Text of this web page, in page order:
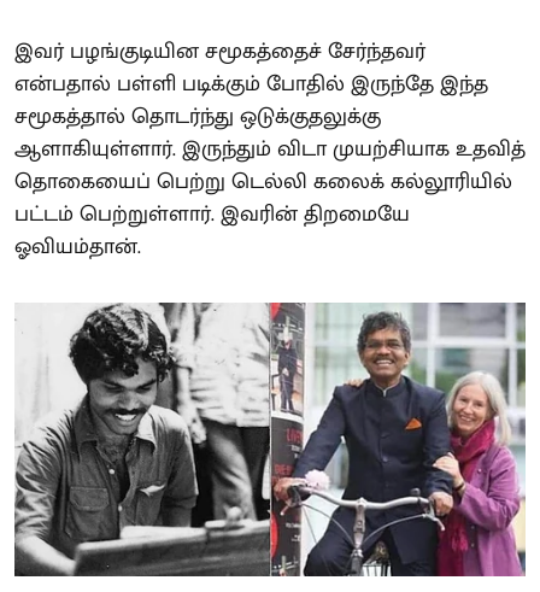
இவர் பழங்குடியின சமூகத்தைச் சேர்ந்தவர்
என்பதால் பள்ளி படிக்கும் போதில் இருந்தே இந்த
சமூகத்தால் தொடர்ந்து ஒடுக்குதலுக்கு
ஆளாகியுள்ளார். இருந்தும் விடா முயற்சியாக உதவித்
தொகையைப் பெற்று டெல்லி கலைக் கல்லூரியில்
பட்டம் பெற்றுள்ளார். இவரின் திறமையே
ஓவியம்தான்.